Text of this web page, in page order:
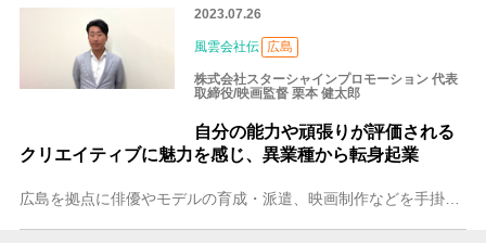
2023.07.26
風雲会社伝 広島
株式会社スターシャインプロモーション 代表
取締役/映画監督 栗本 健太郎
自分の能力や頑張りが評価される
クリエイティブに魅力を感じ、異業種から転身起業
広島を拠点に俳優やモデルの育成・派遣、映画制作などを手掛ける、株式会社スターシャインプロモーション。「映画クオリティの動画制作」にも定評があります。代表で映画監